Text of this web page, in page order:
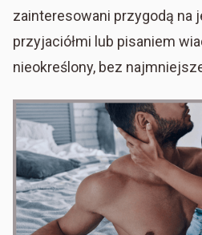
zainteresowani przygodą na
przyjaciółmi lub pisaniem
nieokreślony, bez